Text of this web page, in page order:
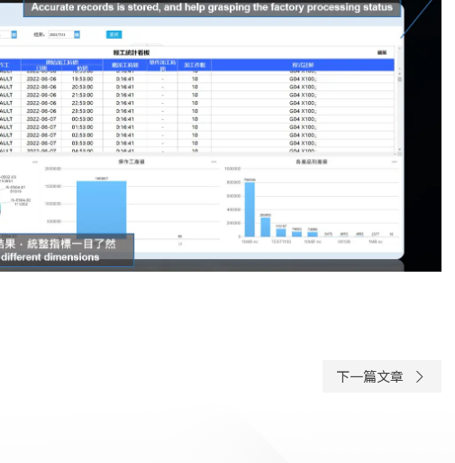
下一篇文章